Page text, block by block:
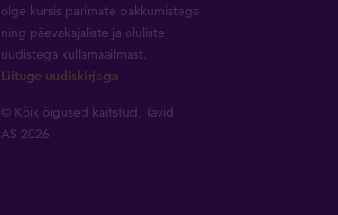
olge kursis parimate pakkumistega
ning päevakajaliste ja oluliste
uudistega kullamaailmast.
Liituge uudiskirjaga
© Kõik õigused kaitstud, Tavid
AS 2026